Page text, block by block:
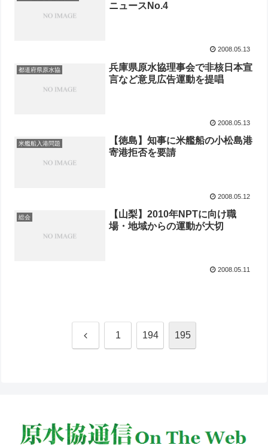
ニュースNo.4
2008.05.13
都道府県原水協
兵庫県原水協理事会で非核日本宣
言など意見広告運動を提唱
2008.05.13
米艦船入港問題
【徳島】知事に米艦船の小松島港
寄港拒否を要請
2008.05.12
総会
【山梨】2010年NPTに向け職
場・地域からの運動が大切
2008.05.11
前 1 194 195